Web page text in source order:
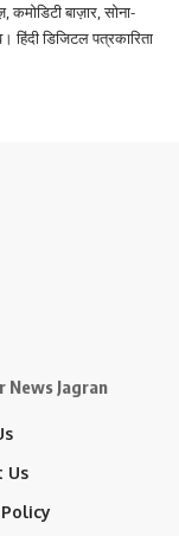
बाज़ार, सोना-
डिजिटल पत्रकारिता
News Jagran
Us